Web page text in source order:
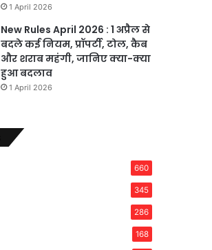
1 April 2026
New Rules April 2026 : 1 अप्रैल से
बदले कई नियम, प्रॉपर्टी, टोल, कैब
और शराब महंगी, जानिए क्या-क्या
हुआ बदलाव
1 April 2026
660
345
286
168